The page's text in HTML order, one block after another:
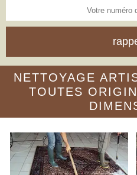
NETTOYAGE
TOUTES